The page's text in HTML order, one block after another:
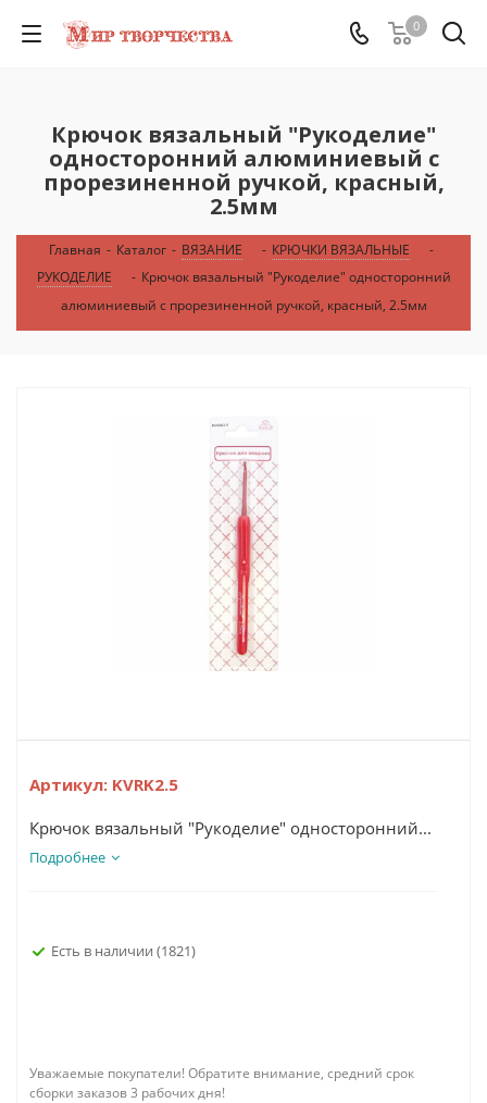
0
Крючок вязальный "Рукоделие"
односторонний алюминиевый с
прорезиненной ручкой, красный,
2.5мм
Главная - Каталог - ВЯЗАНИЕ - КРЮЧКИ ВЯЗАЛЬНЫЕ
-
РУКОДЕЛИЕ
- Крючок вязальный "Рукоделие" односторонний
алюминиевый с прорезиненной ручкой, красный, 2.5мм
Артикул: KVRK2.5
Крючок вязальный "Рукоделие" односторонний...
Подробнее
Есть в наличии (1821)
Уважаемые покупатели! Обратите внимание, средний срок
сборки заказов 3 рабочих дня!